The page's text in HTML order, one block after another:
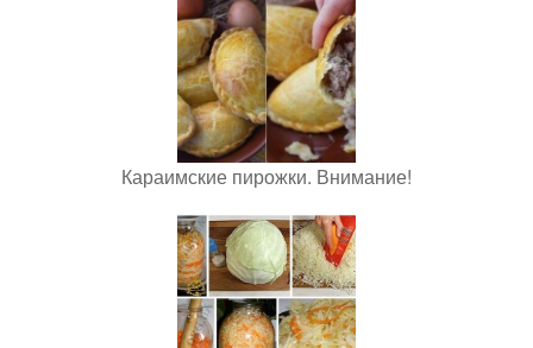
Караимские пирожки. Внимание!